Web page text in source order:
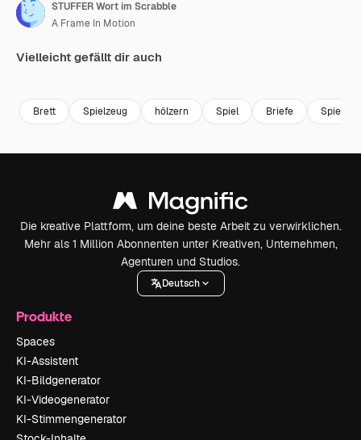
STUFFER Wort im Scrabble
A Frame In Motion
Vielleicht gefällt dir auch
Brett Spielzeug hölzern Spiel Briefe
Die kreative Plattform, um deine beste Arbeit zu verwirklichen.
Mehr als 1 Million Abonnenten unter Kreativen, Unternehmen,
Agenturen und Studios.
Deutsch
Produkte
Spaces
KI-Assistent
KI-Bildgenerator
KI-Videogenerator
KI-Stimmengenerator